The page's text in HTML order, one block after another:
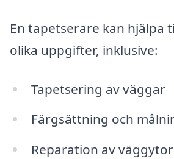
En tapetserare kan hjälpa
olika uppgifter, inklusive:
Tapetsering av väggar
Färgsättning och
Reparation av